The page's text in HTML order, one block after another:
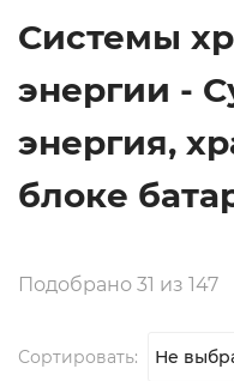
Системы
энергии -
энергия,
блоке
Подобрано 31 из 147
Сортировать: Не